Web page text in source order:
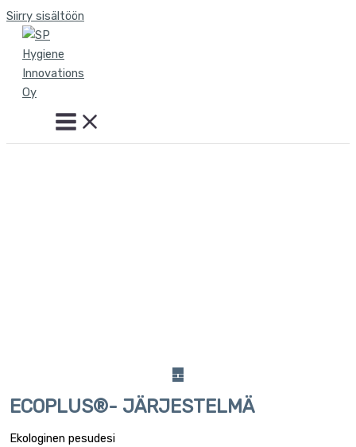
Siirry sisältöön
ECOPLUS®- JÄRJESTELMÄ
Ekologinen pesudesi